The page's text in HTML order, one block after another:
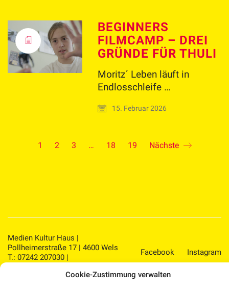
Cookie-Zustimmung verwalten
BEGINNERS
FILMCAMP – DREI
GRÜNDE FÜR THULI
Moritz´ Leben läuft in
Endlosschleife …
15. Februar 2026
1 2 3 … 18 19 Nächste
Facebook
Instagram
Medien Kultur Haus |
Pollheimerstraße 17 | 4600 Wels
T.: 07242 207030 |